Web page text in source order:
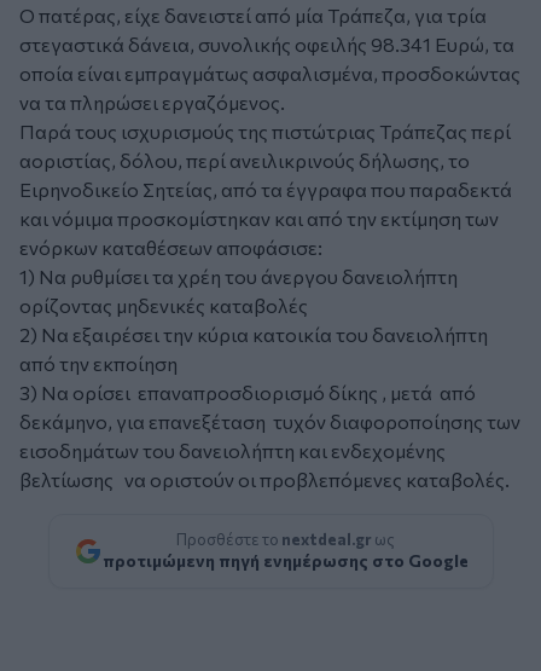
Ο πατέρας, είχε δανειστεί από μία Τράπεζα, για τρία
στεγαστικά δάνεια, συνολικής οφειλής 98.341 Ευρώ, τα
οποία είναι εμπραγμάτως ασφαλισμένα, προσδοκώντας
να τα πληρώσει εργαζόμενος.
Παρά τους ισχυρισμούς της πιστώτριας Τράπεζας περί
αοριστίας, δόλου, περί ανειλικρινούς δήλωσης, το
Ειρηνοδικείο Σητείας, από τα έγγραφα που παραδεκτά
και νόμιμα προσκομίστηκαν και από την εκτίμηση των
ενόρκων καταθέσεων αποφάσισε:
1) Να ρυθμίσει τα χρέη του άνεργου δανειολήπτη
ορίζοντας μηδενικές καταβολές
2) Να εξαιρέσει την κύρια κατοικία του δανειολήπτη
από την εκποίηση
3) Να ορίσει επαναπροσδιορισμό δίκης , μετά από
δεκάμηνο, για επανεξέταση τυχόν διαφοροποίησης των
εισοδημάτων του δανειολήπτη και ενδεχομένης
βελτίωσης να οριστούν οι προβλεπόμενες καταβολές.
Προσθέστε το nextdeal.gr ως
προτιμώμενη πηγή ενημέρωσης στο Google